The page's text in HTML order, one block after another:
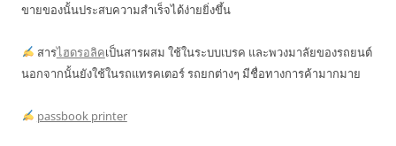
ขายของนั้นประสบความสำเร็จได้ง่ายยิ่งขึ้น
สารไฮดรอลิคเป็นสารผสม ใช้ในระบบเบรค และพวงมาลัยของรถยนต์
นอกจากนั้นยังใช้ในรถแทรคเตอร์ รถยกต่างๆ มีชื่อทางการค้ามากมาย
passbook printer